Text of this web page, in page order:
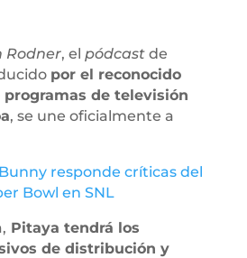
Rodner, el pódcast de
por el reconocido
de televisión
, se une oficialmente a
responde críticas del
Bowl en SNL
Pitaya tendrá los
de distribución y